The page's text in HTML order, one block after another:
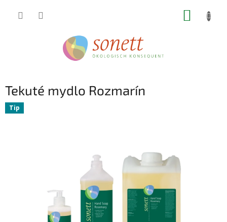
Tekuté mydlo Rozmarín
Tip